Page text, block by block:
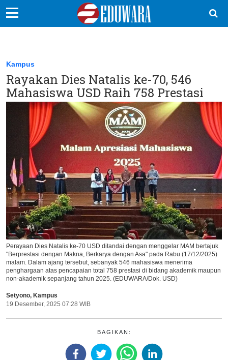
Sekolah Kita
Vokasi
Kampus
Sains
EduDana
Ikuti Kami di:
Kampus
Rayakan Dies Natalis ke-70, 546
Mahasiswa USD Raih 758 Prestasi
Perayaan Dies Natalis ke-70 USD ditandai dengan menggelar MAM bertajuk
"Berprestasi dengan Makna, Berkarya dengan Asa" pada Rabu (17/12/2025)
malam. Dalam ajang tersebut, sebanyak 546 mahasiswa menerima
penghargaan atas pencapaian total 758 prestasi di bidang akademik maupun
non-akademik sepanjang tahun 2025. (EDUWARA/Dok. USD)
Setyono, Kampus
19 Desember, 2025 07:28 WIB
BAGIKAN: